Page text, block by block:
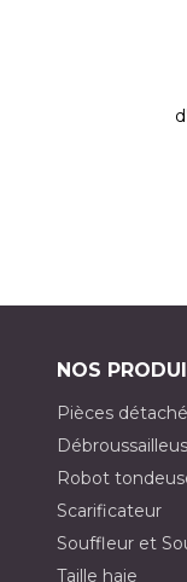
NOS
Pièces
Robot
Scarificateur
Souffleur et
Taille haie